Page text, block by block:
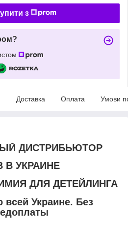
з
Доставка Оплата Умови
ДИСТРИБЬЮТОР
В УКРАИНЕ
ДЛЯ ДЕТЕЙЛИНГА
всей Украине. Без